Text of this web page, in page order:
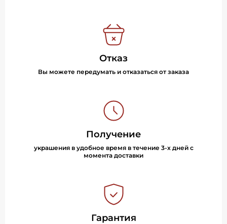
Отказ
Вы можете передумать и отказаться от заказа
Получение
украшения в удобное время в течение 3-х дней с
момента доставки
Гарантия